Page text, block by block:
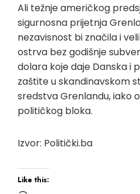
Ali težnje američkog
sigurnosna prijetnja
nezavisnost bi značila i
ostrva bez godišnje
dolara koje daje Danska i
zaštite u skandinavskom
sredstva Grenlandu, iako
političkog bloka.
Izvor: Politički.ba
Like this: